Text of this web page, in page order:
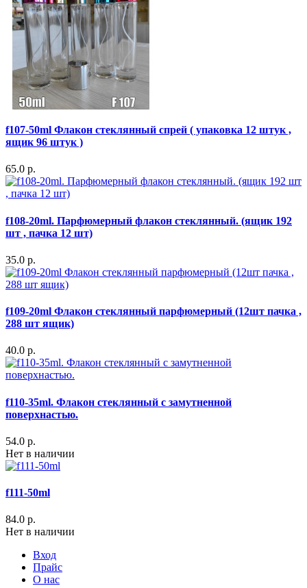
f107-50ml Флакон стеклянный спрей ( упаковка 12 штук ,
ящик 96 штук )
65.0 р.
f108-20ml. Парфюмерный флакон стеклянный. (ящик 192
шт , пачка 12 шт)
35.0 р.
f109-20ml Флакон стеклянный парфюмерный (12шт пачка ,
288 шт ящик)
40.0 р.
f110-35ml. Флакон стеклянный с замутненной
поверхнастью.
54.0 р.
Нет в наличии
f111-50ml
84.0 р.
Нет в наличии
Вход
Прайс
О нас